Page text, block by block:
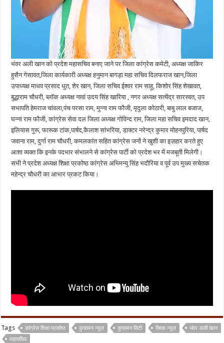
भंवर अली खान को प्रदेश महासचिव बनाए जाने पर जिला कांग्रेस कमेटी, अध्यक्ष जाकिर
हुसैन गेसावत,जिला कार्यकारी अध्यक्ष हनुमान बागड़ा महा सचिव दिलफराज खान,जिला
उपाध्यक्ष माधव प्रसाद धुत, शेर खान, जिला सचिव ईश्वर राम साहू, किशोर सिंह शेखावत,
बुद्धाराम चौधरी, ब्लॉक अध्यक्ष नावां उदय सिंह खारिया , नगर अध्यक्ष सत्येंद्र सारस्वत, उप
सभापति हेमराज चांवला,पंच परसा राम, मुन्ना राम फौजी, मृदुला कोठारी, बाबु लाल बजाज,
घन्ना राम फौजी, कांग्रेस सेवा दल जिला अध्यक्ष गोविन्द राम, जिला महा सचिव इमदाद खान,
इलियास गुरू, फारूक टांक,पार्षद,कैलाश सांभरिया, डाक्टर नरेन्द्र कुमार मोहनपुरिया, पार्षद
जवाना राम, दुर्गा राम चौधरी, कमलकांत सहित कांग्रेस जनों ने खुशी का इज़हार करते हुए
आशा व्यक्त कि इनके पदभार संभालने से कांग्रेस पार्टी को प्रदेश भर में मजबूती मिलेगी।
सभी ने प्रदेश अध्यक्ष शिक्षा प्रकोष्ठ कांग्रेस अभिमन्यु सिंह भदौरिया व पूर्व उप मुख्य सचेतक
महेन्द्र चौधरी का आभार प्रकट किया।
Tags कांग्रेस शिक्षा प्रकोष्ठ कुचामन न्यूज़ कुचामन सिटी क्विक न्यूज़
भंवर अली खान
महासचिव